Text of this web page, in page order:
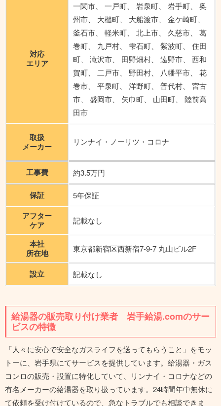
対応
エリア
一関市、 一戸町、 岩泉町、 岩手町、 奥
州市、 大槌町、 大船渡市、 金ケ崎町、
釜石市、 軽米町、 北上市、 久慈市、 葛
巻町、 九戸村、 雫石町、 紫波町、 住田
町、 滝沢市、 田野畑村、 遠野市、 西和
賀町、 二戸市、 野田村、 八幡平市、 花
巻市、 平泉町、 洋野町、 普代村、 宮古
市、 盛岡市、 矢巾町、 山田町、 陸前高
田市
取扱
メーカー
リンナイ・ノーリツ・コロナ
工事費 約3.5万円
保証 5年保証
アフター
ケア
記載なし
本社
所在地
東京都新宿区西新宿7-9-7 丸山ビル2F
設立 記載なし
給湯器の販売取り付け業者 岩手給湯.comのサー
ビスの特徴
「人々に安心で安全なガスライフを送ってもらうこと」をモッ
トーに、岩手県にてサービスを提供しています。給湯器・ガス
コンロの販売・設置に特化していて、リンナイ・コロナなどの
有名メーカーの給湯器を取り扱っています。24時間年中無休に
て依頼を受け付けているので、急なトラブルでも相談できま